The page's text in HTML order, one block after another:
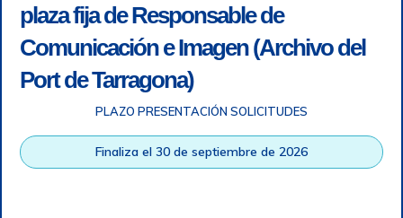
grabación telefónica
| SGSI |
Login
Autoridad Portuaria de Tarragona © Todos los derechos
plaza fija de Responsable de
Comunicación e Imagen (Archivo del
Port de Tarragona)
PLAZO PRESENTACIÓN SOLICITUDES
Finaliza el 30 de septiembre de 2026